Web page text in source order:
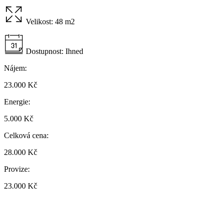
Velikost: 48 m2
Dostupnost: Ihned
Nájem:
23.000 Kč
Energie:
5.000 Kč
Celková cena:
28.000 Kč
Provize:
23.000 Kč